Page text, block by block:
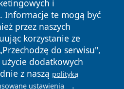
i
Informacje te mogą być
przez naszych
korzystanie ze
do serwisu",
dodatkowych
z naszą polityką
ustawienia .
Wszystkie prawa zastrzeżone.
Polityka
Cookies